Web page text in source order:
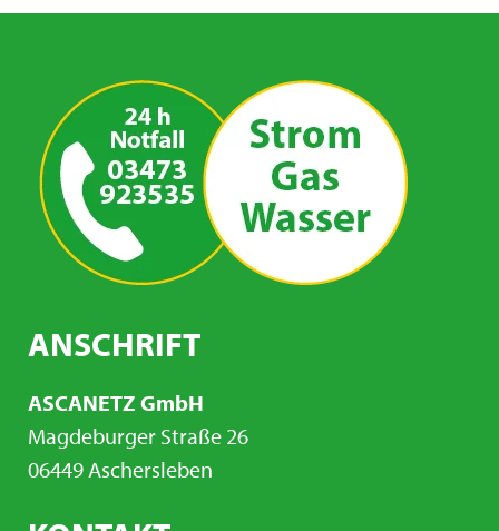
ANSCHRIFT
ASCANETZ GmbH
Magdeburger Straße 26
06449 Aschersleben